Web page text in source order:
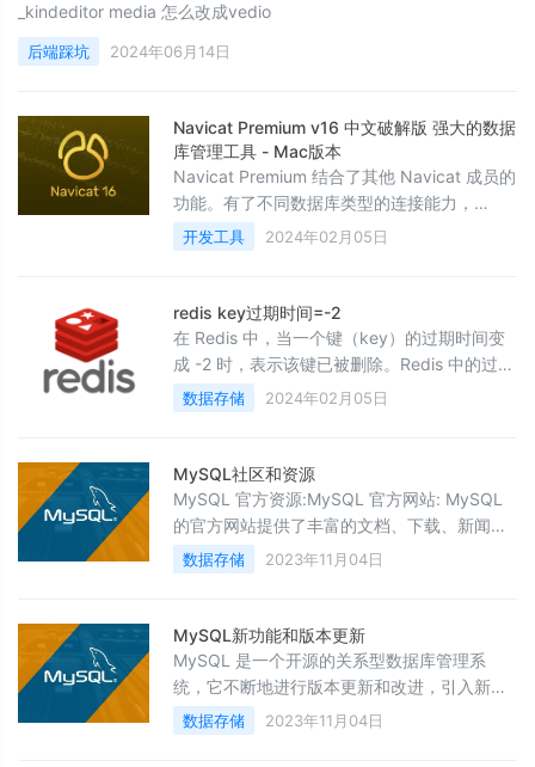
_kindeditor media 怎么改成vedio
后端踩坑 2024年06月14日
Navicat Premium v16 中文破解版 强大的数据
库管理工具 - Mac版本
Navicat Premium 结合了其他 Navicat 成员的
功能。有了不同数据库类型的连接能力，
Navicat Premium 支持在 MySQL、SQL
Server、SQLite、Oracle 及 PostgreSQL 之
函数，视图等。Navicat Premium 适用于三种
平台 &ndash; Microsoft Windows、Mac OS
开发工具 2024年02月05日
redis key过期时间=-2
在 Redis 中，当一个键（key）的过期时间变
成 -2 时，表示该键已被删除。Redis 中的过期
时间（TTL）有以下几种状态：正整数： 表示
键的剩余过期时间，单位是秒。-1： 表示键没
在或已过期被删除。所以，当你使用 TTL 命令
查看键的剩余过期时间时，如果返回的是 -2，
说明这个键已经不存在或者已经过期被删除。
以下是一个示例，演示了如何在
数据存储 2024年02月05日
MySQL社区和资源
MySQL 官方资源:MySQL 官方网站: MySQL
的官方网站提供了丰富的文档、下载、新闻和
资源，是学习 MySQL 的起点。MySQL 官方
文档:MySQL 官方文档: MySQL 提供了详细的
指南，可供开发者和管理员参考。MySQL 社
区:MySQL Community: MySQL 官方的 Slack
社区，你可以在这里与其他
数据存储 2023年11月04日
MySQL新功能和版本更新
MySQL 是一个开源的关系型数据库管理系
统，它不断地进行版本更新和改进，引入新的
功能和性能优化。以下是一些 MySQL 最近版
本中引入的一些新功能和改进的示例，但请注
数据存储 2023年11月04日